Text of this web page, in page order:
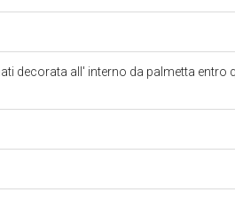
decorata all' interno da palmetta entro